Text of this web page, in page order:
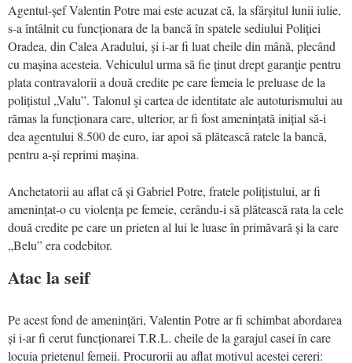
Agentul-șef Valentin Potre mai este acuzat că, la sfârșitul lunii iulie,
s-a întâlnit cu funcționara de la bancă în spatele sediului Poliției
Oradea, din Calea Aradului, și i-ar fi luat cheile din mână, plecând
cu mașina acesteia. Vehiculul urma să fie ținut drept garanţie pentru
plata contravalorii a două credite pe care femeia le preluase de la
polițistul „Valu”. Talonul şi cartea de identitate ale autoturismului au
rămas la funcționara care, ulterior, ar fi fost amenințată inițial să-i
dea agentului 8.500 de euro, iar apoi să plătească ratele la bancă,
pentru a-și reprimi mașina.
Anchetatorii au aflat că și Gabriel Potre, fratele polițistului, ar fi
amenințat-o cu violența pe femeie, cerându-i să plătească rata la cele
două credite pe care un prieten al lui le luase în primăvară și la care
„Belu” era codebitor.
Atac la seif
Pe acest fond de amenințări, Valentin Potre ar fi schimbat abordarea
și i-ar fi cerut funcționarei T.R.L. cheile de la garajul casei în care
locuia prietenul femeii. Procurorii au aflat motivul acestei cereri: